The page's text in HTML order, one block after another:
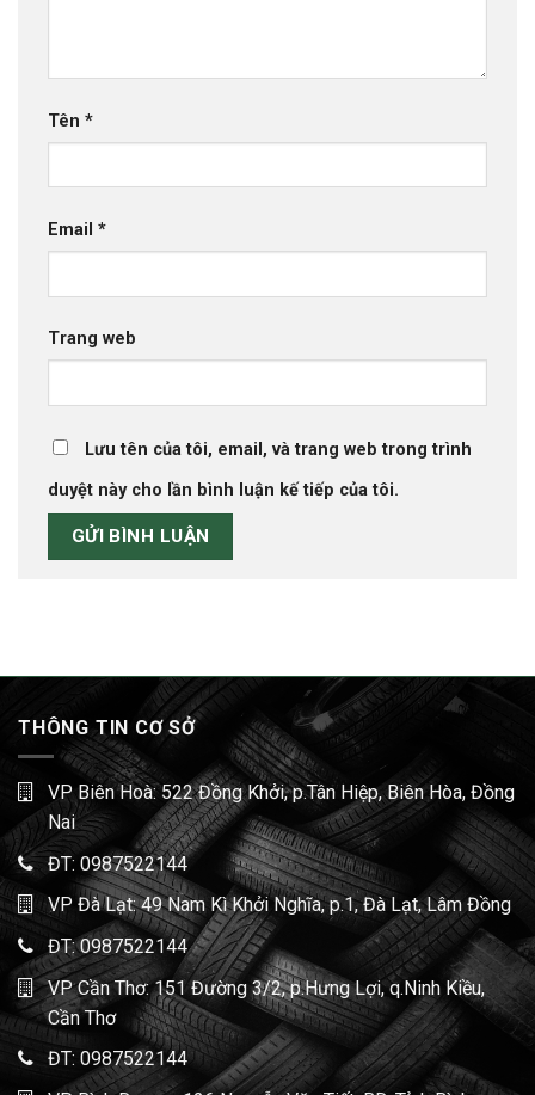
Tên *
Email *
Trang web
Lưu tên của tôi, email, và trang web trong trình
duyệt này cho lần bình luận kế tiếp của tôi.
THÔNG TIN CƠ SỞ
VP Biên Hoà: 522 Đồng Khởi, p.Tân Hiệp, Biên Hòa, Đồng
Nai
ĐT: 0987522144
VP Đà Lạt: 49 Nam Kì Khởi Nghĩa, p.1, Đà Lạt, Lâm Đồng
ĐT:0987522144
VP Cần Thơ: 151 Đường 3/2, p.Hưng Lợi, q.Ninh Kiều,
Cần Thơ
ĐT: 0987522144